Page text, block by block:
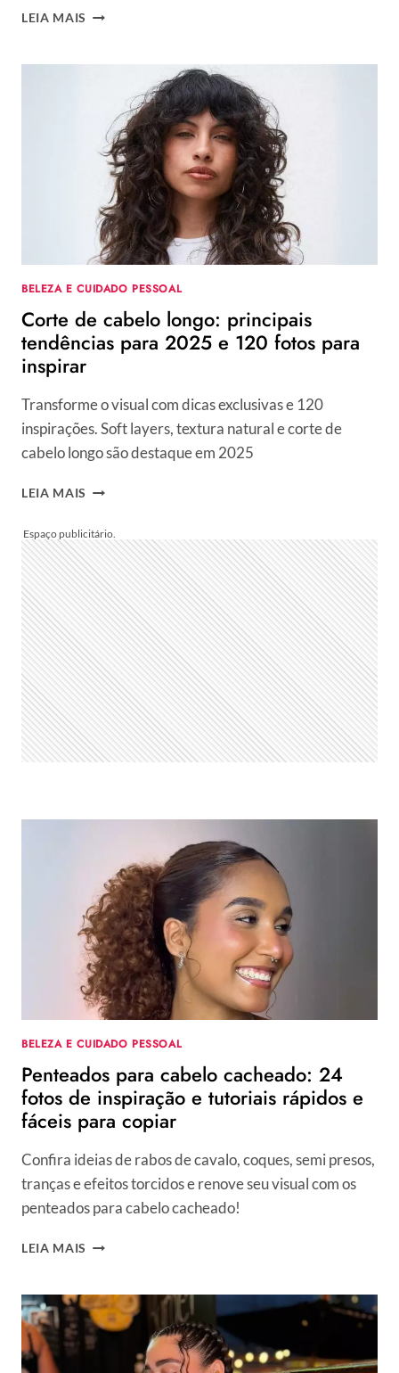
LEIA MAIS COMO
FRANJA
SOLANGE
DUPRAT?
VEJA
COMO
COPIAR
ESTE
OUTROS
CORTES
CABELO
VALE
TUDO
BELEZA E CUIDADO PESSOAL
Corte de cabelo longo: principais
tendências para 2025 e 120 fotos para
inspirar
Transforme o visual com dicas exclusivas e 120
inspirações. Soft layers, textura natural e corte de
cabelo longo são destaque em 2025
LEIA MAIS CORTE
LONGO:
PRINCIPAIS
TENDÊNCIAS
PARA
2025
E
120
FOTOS
PARA
INSPIRAR
BELEZA E CUIDADO PESSOAL
Penteados para cabelo cacheado: 24
fotos de inspiração e tutoriais rápidos e
fáceis para copiar
Confira ideias de rabos de cavalo, coques, semi presos,
tranças e efeitos torcidos e renove seu visual com os
penteados para cabelo cacheado!
LEIA MAIS PENTEADOS
CACHEADO:
24
FOTOS